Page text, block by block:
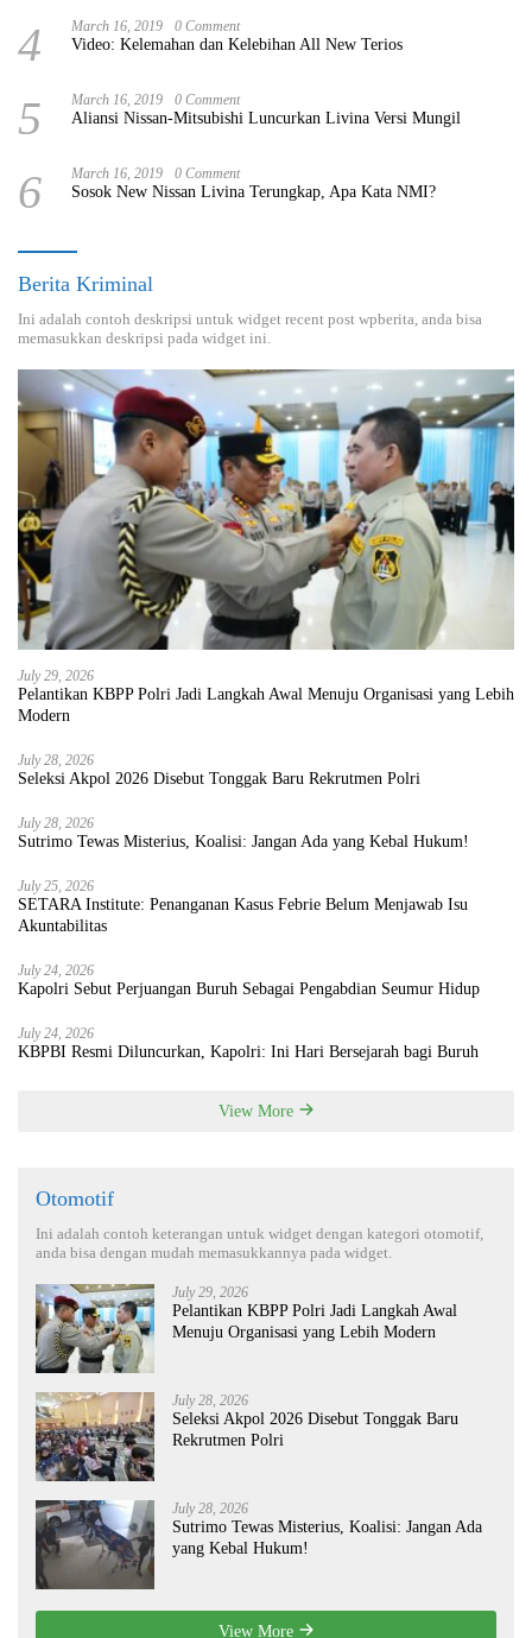
4 March 16, 2019 0 Comment
Video: Kelemahan dan Kelebihan All New Terios
5 March 16, 2019 0 Comment
Aliansi Nissan-Mitsubishi Luncurkan Livina Versi Mungil
6 March 16, 2019 0 Comment
Sosok New Nissan Livina Terungkap, Apa Kata NMI?
Berita Kriminal
Ini adalah contoh deskripsi untuk widget recent post wpberita, anda bisa
memasukkan deskripsi pada widget ini.
July 29, 2026
Pelantikan KBPP Polri Jadi Langkah Awal Menuju Organisasi yang Lebih
Modern
July 28, 2026
Seleksi Akpol 2026 Disebut Tonggak Baru Rekrutmen Polri
July 28, 2026
Sutrimo Tewas Misterius, Koalisi: Jangan Ada yang Kebal Hukum!
July 25, 2026
SETARA Institute: Penanganan Kasus Febrie Belum Menjawab Isu
Akuntabilitas
July 24, 2026
Kapolri Sebut Perjuangan Buruh Sebagai Pengabdian Seumur Hidup
July 24, 2026
KBPBI Resmi Diluncurkan, Kapolri: Ini Hari Bersejarah bagi Buruh
View More
Otomotif
Ini adalah contoh keterangan untuk widget dengan kategori otomotif,
anda bisa dengan mudah memasukkannya pada widget.
July 29, 2026
Pelantikan KBPP Polri Jadi Langkah Awal
Menuju Organisasi yang Lebih Modern
July 28, 2026
Seleksi Akpol 2026 Disebut Tonggak Baru
Rekrutmen Polri
July 28, 2026
Sutrimo Tewas Misterius, Koalisi: Jangan Ada
yang Kebal Hukum!
View More